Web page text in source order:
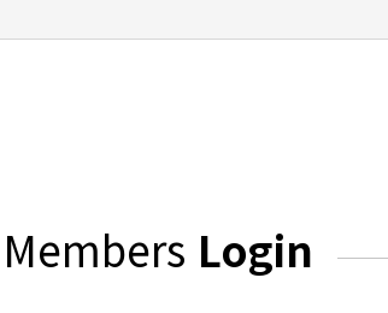
Members Login